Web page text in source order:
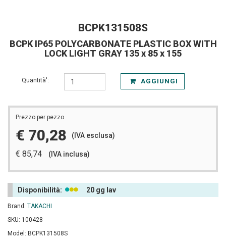
BCPK131508S
BCPK IP65 POLYCARBONATE PLASTIC BOX WITH
LOCK LIGHT GRAY 135 x 85 x 155
Quantità': AGGIUNGI
Prezzo per pezzo
€ 70,28 (IVA esclusa)
€ 85,74 (IVA inclusa)
Disponibilità: 20 gg lav
Brand: TAKACHI
SKU: 100428
Model: BCPK131508S